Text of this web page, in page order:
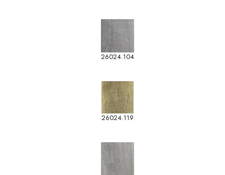
26024.104
26024.119